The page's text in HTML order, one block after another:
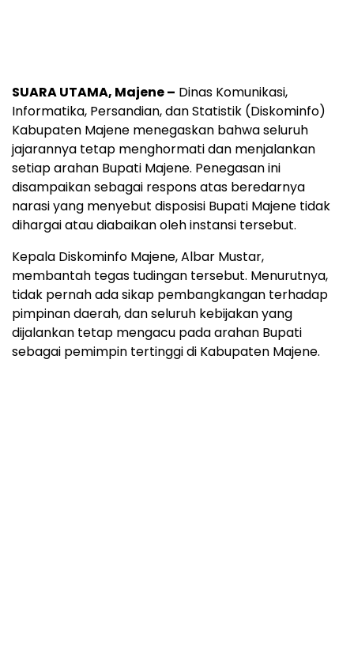
SUARA UTAMA, Majene – Dinas Komunikasi,
Informatika, Persandian, dan Statistik (Diskominfo)
Kabupaten Majene menegaskan bahwa seluruh
jajarannya tetap menghormati dan menjalankan
setiap arahan Bupati Majene. Penegasan ini
disampaikan sebagai respons atas beredarnya
narasi yang menyebut disposisi Bupati Majene tidak
dihargai atau diabaikan oleh instansi tersebut.
Kepala Diskominfo Majene, Albar Mustar,
membantah tegas tudingan tersebut. Menurutnya,
tidak pernah ada sikap pembangkangan terhadap
pimpinan daerah, dan seluruh kebijakan yang
dijalankan tetap mengacu pada arahan Bupati
sebagai pemimpin tertinggi di Kabupaten Majene.